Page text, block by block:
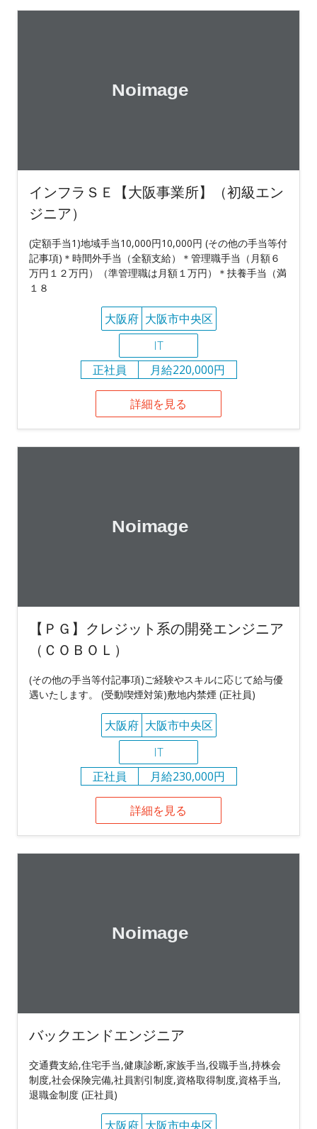
インフラＳＥ【大阪事業所】（初級エン
ジニア）
(定額手当1)地域手当10,000円10,000円 (その他の手当等付
記事項)＊時間外手当（全額支給）＊管理職手当（月額６
万円１２万円）（準管理職は月額１万円）＊扶養手当（満
１８
大阪府 大阪市中央区
IT
正社員
月給220,000円
詳細を見る
【ＰＧ】クレジット系の開発エンジニア
（ＣＯＢＯＬ）
(その他の手当等付記事項)ご経験やスキルに応じて給与優
遇いたします。 (受動喫煙対策)敷地内禁煙 (正社員)
大阪府 大阪市中央区
IT
正社員
月給230,000円
詳細を見る
バックエンドエンジニア
交通費支給,住宅手当,健康診断,家族手当,役職手当,持株会
制度,社会保険完備,社員割引制度,資格取得制度,資格手当,
退職金制度 (正社員)
大阪府 大阪市中央区